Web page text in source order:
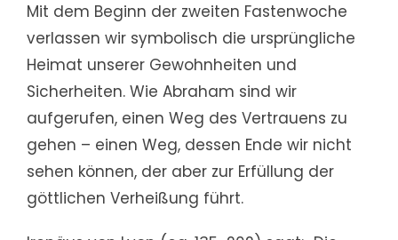
Mit dem Beginn der zweiten Fastenwoche
verlassen wir symbolisch die ursprüngliche
Heimat unserer Gewohnheiten und
Sicherheiten. Wie Abraham sind wir
aufgerufen, einen Weg des Vertrauens zu
gehen – einen Weg, dessen Ende wir nicht
sehen können, der aber zur Erfüllung der
göttlichen Verheißung führt.